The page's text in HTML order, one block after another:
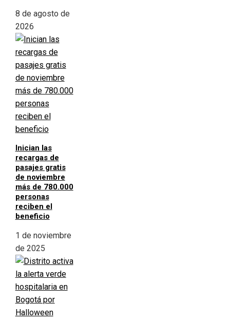
8 de agosto de
2026
Inician las
recargas de
pasajes gratis
de noviembre
más de 780.000
personas
reciben el
beneficio
1 de noviembre
de 2025